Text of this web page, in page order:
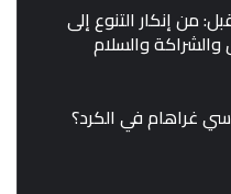
من إنكار التنوع إلى
والسلام
غراهام في الكرد؟